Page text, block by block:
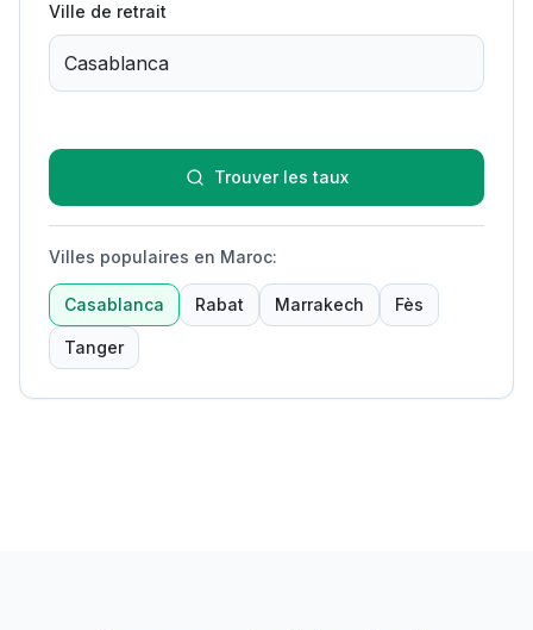
Ville de retrait
Trouver les taux
Villes populaires en Maroc:
Casablanca Rabat Marrakech Fès
Tanger